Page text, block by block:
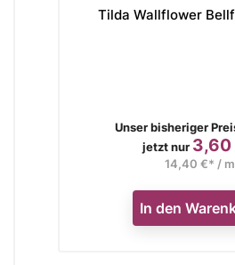
Tilda Wallflower
Verkaufspreis
Unser bisheriger
jetzt nur Preis
3,60
14,40 €* / m
In den